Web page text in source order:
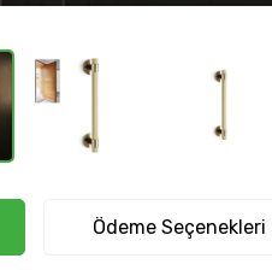
Ödeme Seçenekleri